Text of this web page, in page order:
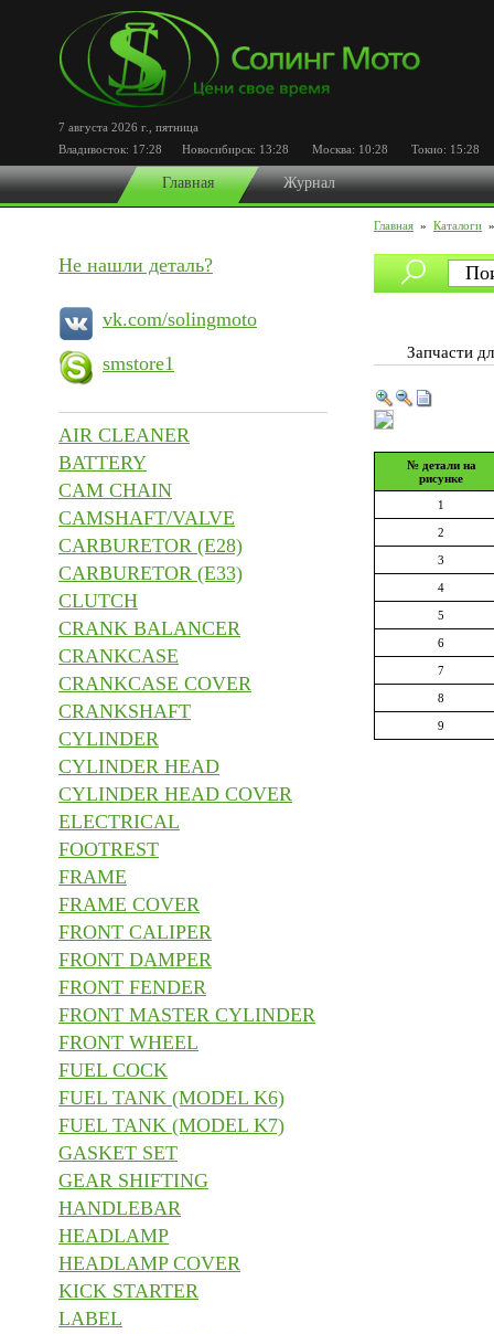
7 августа 2026 г.
пятница
Владивосток: 17:28 Новосибирск: 13:28 Москва: 10:28 Токио: 15:28
Главная Журнал
Главная » Каталоги
Не нашли деталь?
vk.com/solingmoto
smstore1
AIR CLEANER
BATTERY
CAM CHAIN
CAMSHAFT/VALVE
CARBURETOR (E28)
CARBURETOR (E33)
CLUTCH
CRANK BALANCER
CRANKCASE
CRANKCASE COVER
CRANKSHAFT
CYLINDER
CYLINDER HEAD
CYLINDER HEAD COVER
ELECTRICAL
FOOTREST
FRAME
FRAME COVER
FRONT CALIPER
FRONT DAMPER
FRONT FENDER
FRONT MASTER CYLINDER
FRONT WHEEL
FUEL COCK
FUEL TANK (MODEL K6)
FUEL TANK (MODEL K7)
GASKET SET
GEAR SHIFTING
HANDLEBAR
HEADLAMP
HEADLAMP COVER
KICK STARTER
LABEL
Запчасти
№ детали на
рисунке
1
2
3
4
5
6
7
8
9